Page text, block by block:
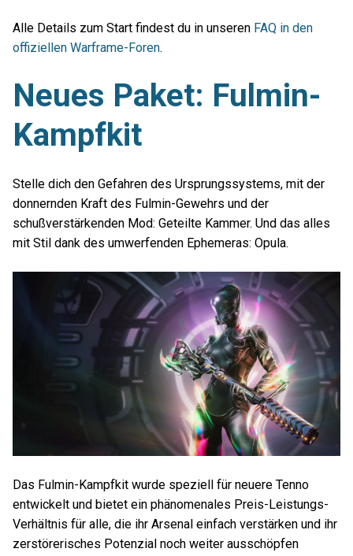
Alle Details zum Start findest du in unseren FAQ in den
offiziellen Warframe-Foren.
Neues Paket: Fulmin-
Kampfkit
Stelle dich den Gefahren des Ursprungssystems, mit der
donnernden Kraft des Fulmin-Gewehrs und der
schußverstärkenden Mod: Geteilte Kammer. Und das alles
mit Stil dank des umwerfenden Ephemeras: Opula.
Das Fulmin-Kampfkit wurde speziell für neuere Tenno
entwickelt und bietet ein phänomenales Preis-Leistungs-
Verhältnis für alle, die ihr Arsenal einfach verstärken und ihr
zerstörerisches Potenzial noch weiter ausschöpfen